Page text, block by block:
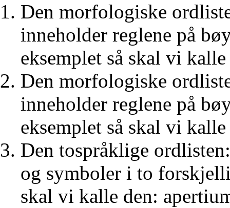
Den morfologiske
inneholder reglene på
eksemplet så skal vi
Den morfologiske
inneholder reglene på
eksemplet så skal vi
Den tospråklige
og symboler i to
skal vi kalle den: